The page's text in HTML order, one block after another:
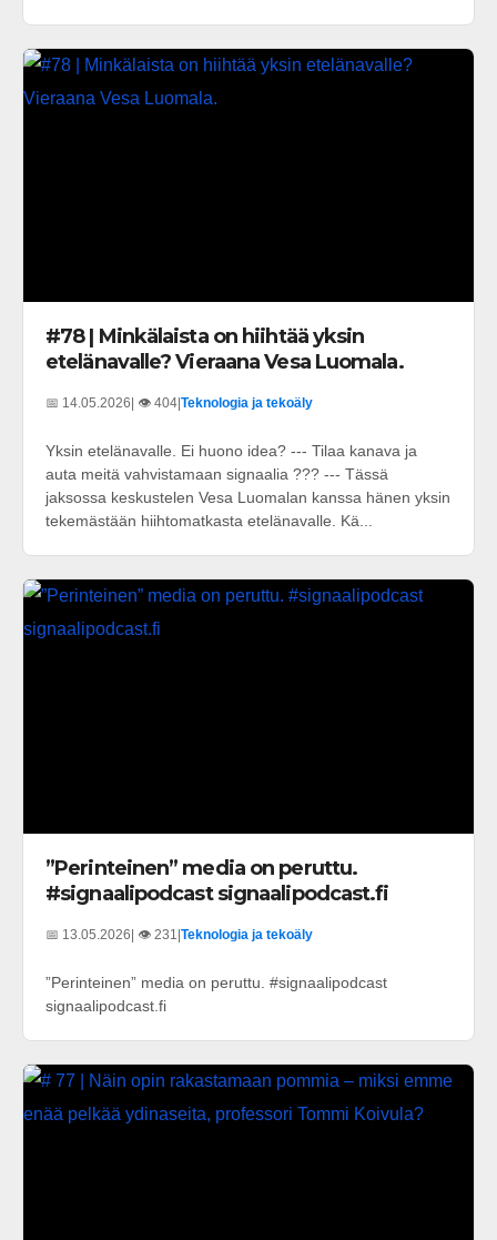
#78 | Minkälaista on hiihtää yksin
etelänavalle? Vieraana Vesa Luomala.
📅 14.05.2026 | 👁️ 404 Teknologia ja tekoäly
Yksin etelänavalle. Ei huono idea? --- Tilaa kanava ja
auta meitä vahvistamaan signaalia ??? --- Tässä
jaksossa keskustelen Vesa Luomalan kanssa hänen yksin
tekemästään hiihtomatkasta etelänavalle. Kä...
”Perinteinen” media on peruttu.
#signaalipodcast signaalipodcast.fi
📅 13.05.2026| 👁️ 231 |Teknologia ja tekoäly
”Perinteinen” media on peruttu. #signaalipodcast
signaalipodcast.fi